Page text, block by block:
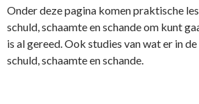
Onder deze pagina komen praktische
schuld, schaamte en schande om kunt
is al gereed. Ook studies van wat er in
schuld, schaamte en schande.